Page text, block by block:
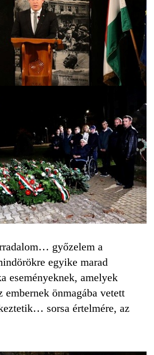
győzelem a
egyike marad
eseményeknek, amelyek
embernek önmagába vetett
sorsa értelmére, az